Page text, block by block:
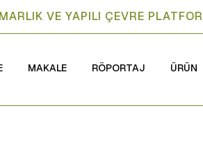
VE YAPILI ÇEVRE
MAKALE RÖPORTAJ ÜRÜN